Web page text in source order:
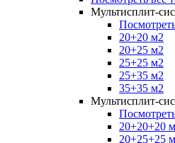
Мультисплит-
20+20 м2
20+25 м2
25+25 м2
25+35 м2
35+35 м2
Мультисплит-
20+20+20
20+25+25